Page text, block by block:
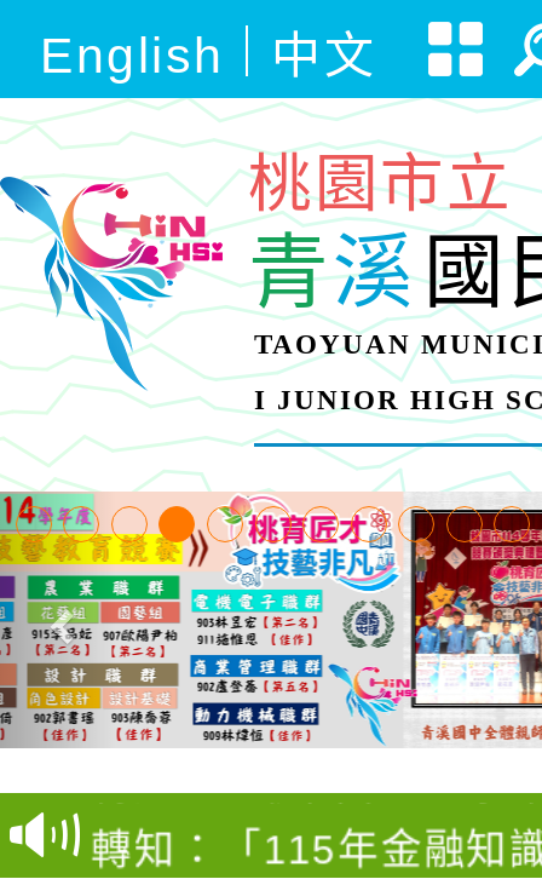
English 中文
桃園市立
青溪國
TAOYUAN
I JUNIOR HIGH
【甄選結果(第4招)】
學年度第1學期第9次代
結果(第4招)
【甄選結果(第12招)】
學年度第1學期第7次代
轉知：桃園市115學年
賽實施要點
比賽實施要點」
轉知：「115年金融知